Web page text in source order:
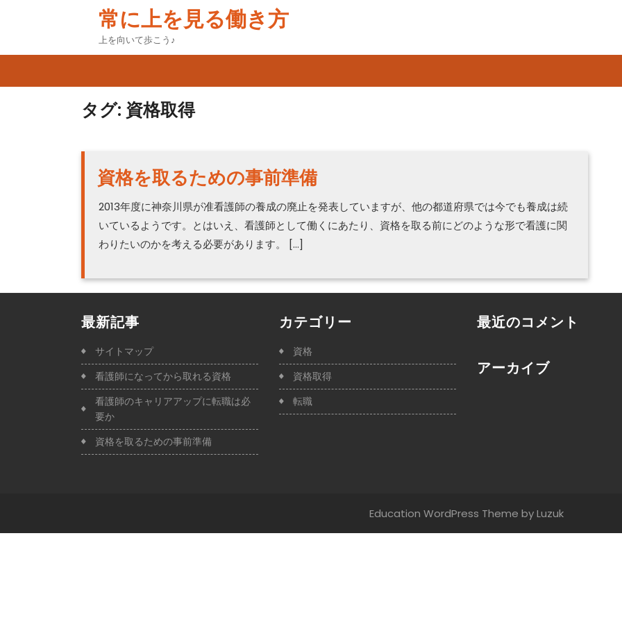
常に上を見る働き方
上を向いて歩こう♪
タグ: 資格取得
資格を取るための事前準備
2013年度に神奈川県が准看護師の養成の廃止を発表していますが、他の都道府県では今でも養成は続
いているようです。とはいえ、看護師として働くにあたり、資格を取る前にどのような形で看護に関
わりたいのかを考える必要があります。 […]
最新記事
サイトマップ
看護師になってから取れる資格
看護師のキャリアアップに転職は必
要か
資格を取るための事前準備
カテゴリー
資格
資格取得
転職
最近のコメント
アーカイブ
Education WordPress Theme by Luzuk